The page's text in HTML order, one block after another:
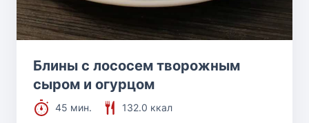
Блины с лососем творожным
сыром и огурцом
45 мин.
132.0 ккал